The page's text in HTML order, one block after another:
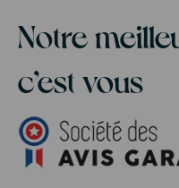
Notre
c’est vous